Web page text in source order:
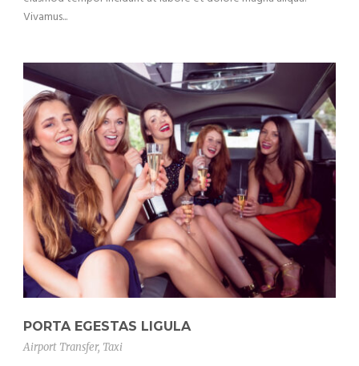
Vivamus...
PORTA EGESTAS LIGULA
Airport Transfer, Taxi